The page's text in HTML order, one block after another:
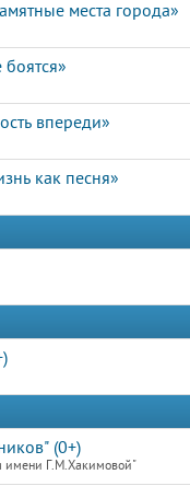
места города»
впереди»
как песня»
(0+)
имени Г.М.Хакимовой"